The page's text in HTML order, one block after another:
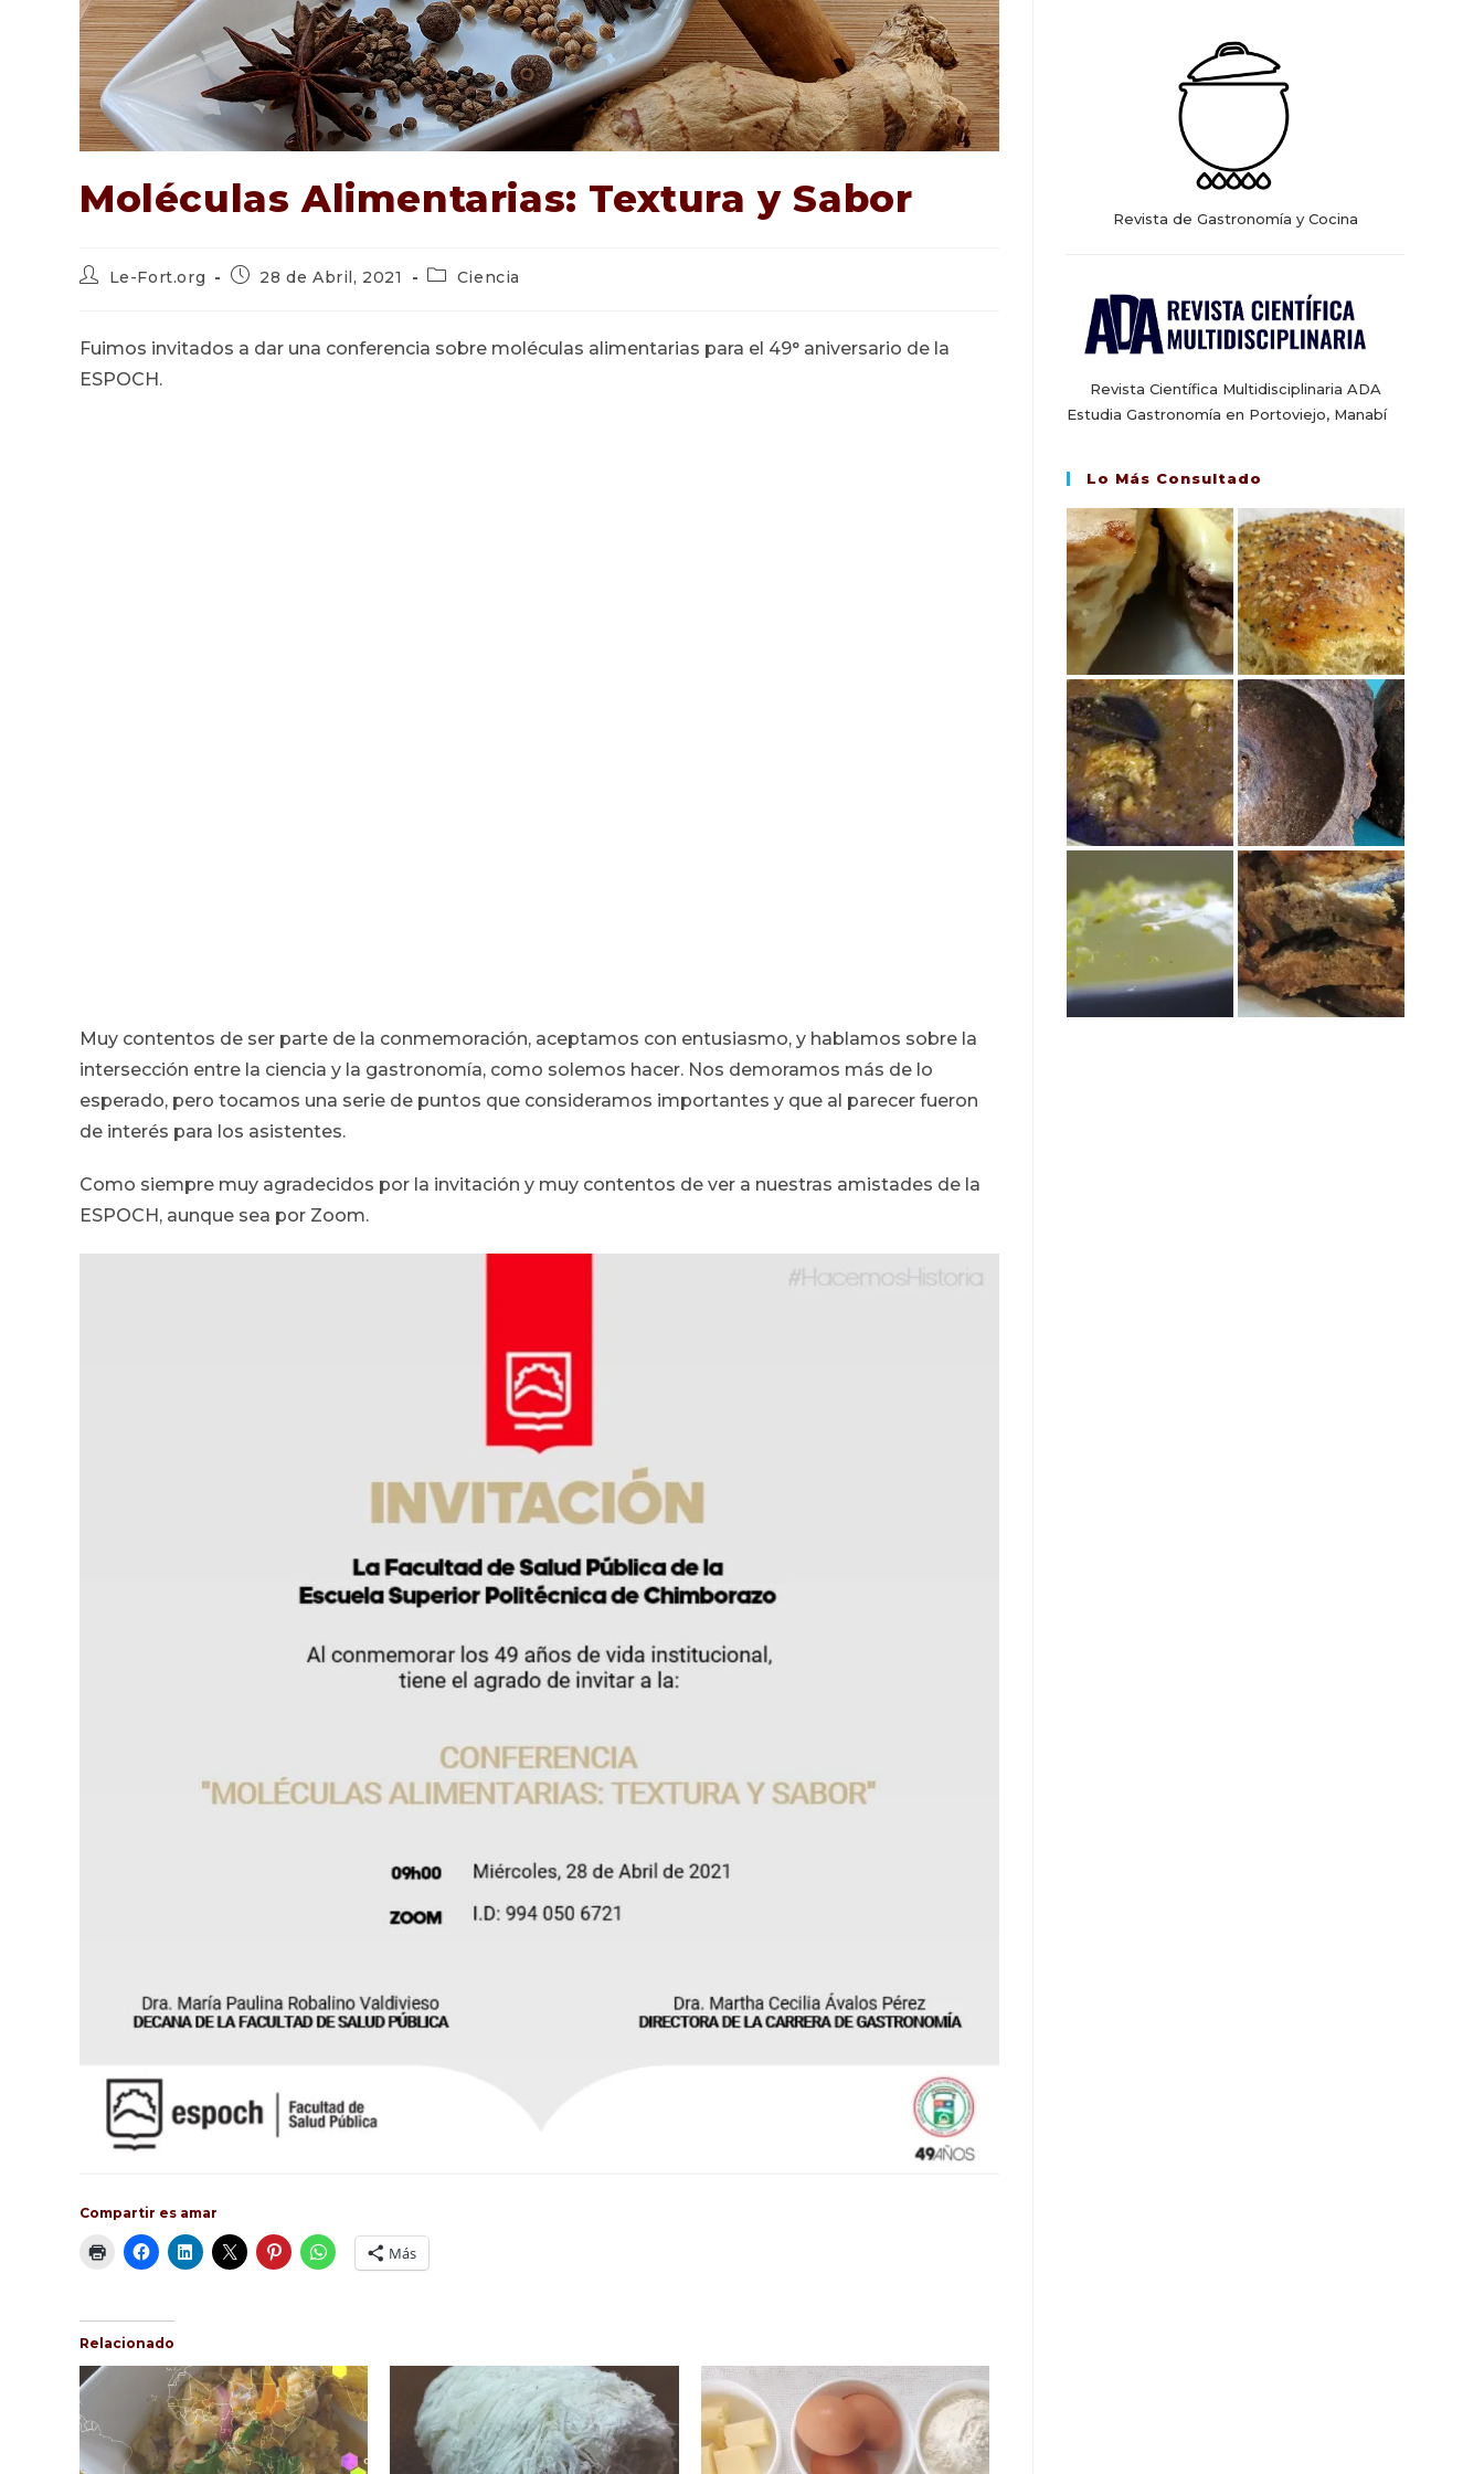
Moléculas Alimentarias: Textura y Sabor
Autor
entrada:
Le-Fort.org
Publicación
entrada:
28 de Abril, 2021
Categoría
entrada:
Ciencia
Fuimos invitados a dar una conferencia sobre moléculas alimentarias para el 49° aniversario de la
ESPOCH.
Muy contentos de ser parte de la conmemoración, aceptamos con entusiasmo, y hablamos sobre la
intersección entre la ciencia y la gastronomía, como solemos hacer. Nos demoramos más de lo
esperado, pero tocamos una serie de puntos que consideramos importantes y que al parecer fueron
de interés para los asistentes.
Como siempre muy agradecidos por la invitación y muy contentos de ver a nuestras amistades de la
ESPOCH, aunque sea por Zoom.
Compartir es amar
Más
Relacionado
Revista de Gastronomía y Cocina
Revista Científica Multidisciplinaria ADA
Estudia Gastronomía en Portoviejo, Manabí
Lo Más Consultado